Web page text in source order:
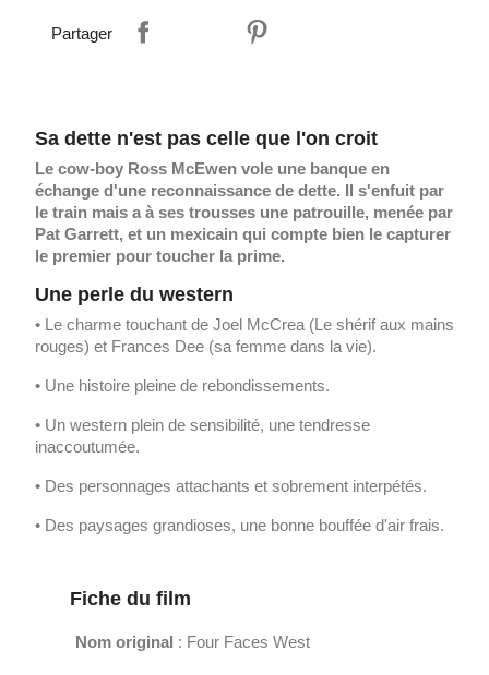
Partager
Sa dette n'est pas celle que l'on croit
Le cow-boy Ross McEwen vole une banque en
échange d'une reconnaissance de dette. Il s'enfuit par
le train mais a à ses trousses une patrouille, menée par
Pat Garrett, et un mexicain qui compte bien le capturer
le premier pour toucher la prime.
Une perle du western
• Le charme touchant de Joel McCrea (Le shérif aux mains
rouges) et Frances Dee (sa femme dans la vie).
• Une histoire pleine de rebondissements.
• Un western plein de sensibilité, une tendresse
inaccoutumée.
• Des personnages attachants et sobrement interpétés.
• Des paysages grandioses, une bonne bouffée d'air frais.
Fiche du film
Nom original : Four Faces West